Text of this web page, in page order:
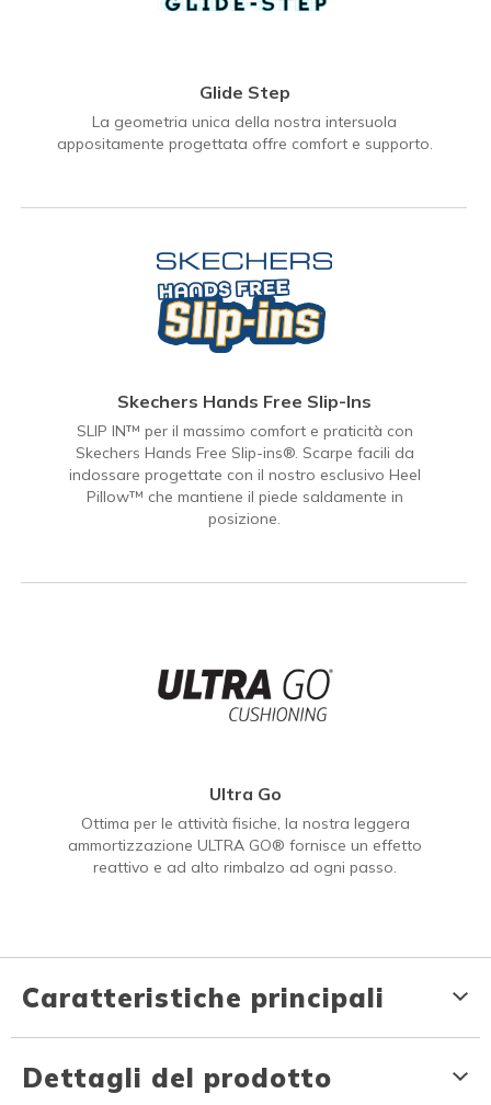
Glide Step
La geometria unica della nostra intersuola
appositamente progettata offre comfort e supporto.
Skechers Hands Free Slip-Ins
SLIP IN™ per il massimo comfort e praticità con
Skechers Hands Free Slip-ins®. Scarpe facili da
indossare progettate con il nostro esclusivo Heel
Pillow™ che mantiene il piede saldamente in
posizione.
Ultra Go
Ottima per le attività fisiche, la nostra leggera
ammortizzazione ULTRA GO® fornisce un effetto
reattivo e ad alto rimbalzo ad ogni passo.
Caratteristiche principali
Dettagli del prodotto